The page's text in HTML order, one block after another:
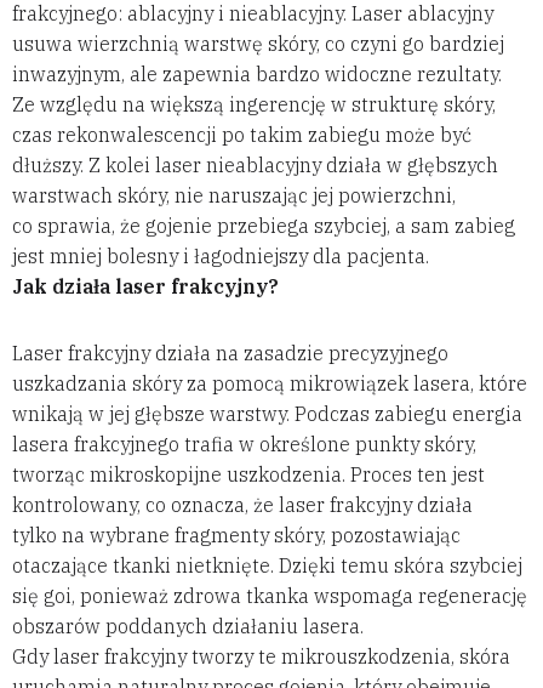
frakcyjnego: ablacyjny i nieablacyjny. Laser ablacyjny
usuwa wierzchnią warstwę skóry, co czyni go bardziej
inwazyjnym, ale zapewnia bardzo widoczne rezultaty.
Ze względu na większą ingerencję w strukturę skóry,
czas rekonwalescencji po takim zabiegu może być
dłuższy. Z kolei laser nieablacyjny działa w głębszych
warstwach skóry, nie naruszając jej powierzchni,
co sprawia, że gojenie przebiega szybciej, a sam zabieg
jest mniej bolesny i łagodniejszy dla pacjenta.
Jak działa laser frakcyjny?
Laser frakcyjny działa na zasadzie precyzyjnego
uszkadzania skóry za pomocą mikrowiązek lasera, które
wnikają w jej głębsze warstwy. Podczas zabiegu energia
lasera frakcyjnego trafia w określone punkty skóry,
tworząc mikroskopijne uszkodzenia. Proces ten jest
kontrolowany, co oznacza, że laser frakcyjny działa
tylko na wybrane fragmenty skóry, pozostawiając
otaczające tkanki nietknięte. Dzięki temu skóra szybciej
się goi, ponieważ zdrowa tkanka wspomaga regenerację
obszarów poddanych działaniu lasera.
Gdy laser frakcyjny tworzy te mikrouszkodzenia, skóra